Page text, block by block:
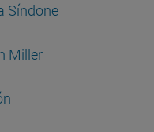
Síndone
Miller